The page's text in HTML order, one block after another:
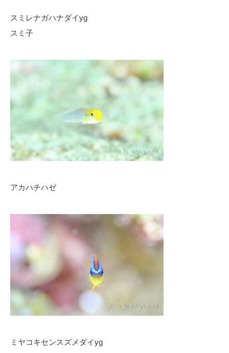
スミレナガハナダイyg
スミ子
アカハチハゼ
ミヤコキセンスズメダイyg